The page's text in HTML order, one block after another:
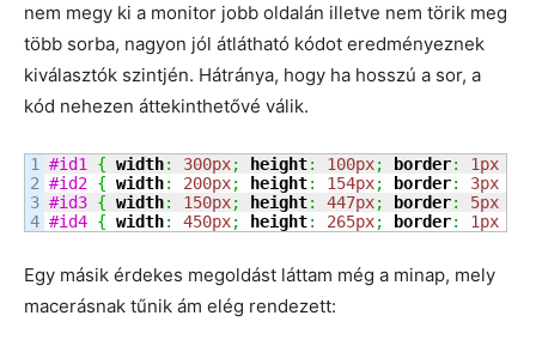
nem megy ki a monitor jobb oldalán illetve nem törik meg
több sorba, nagyon jól átlátható kódot eredményeznek
kiválasztók szintjén. Hátránya, hogy ha hosszú a sor, a
kód nehezen áttekinthetővé válik.
1
2
3
#id1 { width: 300px; height: 100px; border: 1px
#id2 { width: 200px; height: 154px; border: 3px
#id3 { width: 150px; height: 447px; border: 5px
#id4 { width: 450px; height: 265px; border: 1px
Egy másik érdekes megoldást láttam még a minap, mely
macerásnak tűnik ám elég rendezett: